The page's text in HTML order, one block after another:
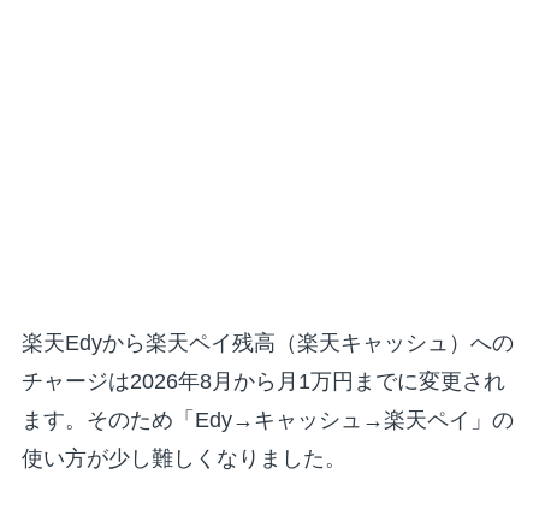
楽天Edyから楽天ペイ残高（楽天キャッシュ）への
チャージは2026年8月から月1万円までに変更され
ます。そのため「Edy→キャッシュ→楽天ペイ」の
使い方が少し難しくなりました。